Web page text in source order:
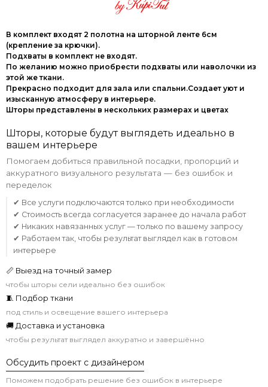
В комплект входят 2 полотна на шторной ленте 6см
(крепление за крючки).
Подхваты в комплект не входят.
По желанию можно приобрести подхваты или наволочки из
этой же ткани.
Прекрасно подходит для зала или спальни.Создает уют и
изысканную атмосферу в интерьере.
Шторы представлены в нескольких размерах и цветах
Шторы, которые будут выглядеть идеально в
вашем интерьере
Помогаем добиться правильной посадки, пропорций и
аккуратного визуального результата — без ошибок и
переделок
✔ Все услуги подключаются только при необходимости
✔ Стоимость всегда согласуется заранее до начала работ
✔ Никаких навязанных услуг — только по вашему запросу
✔ Работаем так, чтобы результат выглядел как в готовом
интерьере
📏 Выезд на точный замер
чтобы шторы сели идеально без ошибок
🧵 Подбор ткани
под стиль и освещение вашего интерьера
🚚 Доставка и установка
чтобы результат выглядел аккуратно и завершённо
Обсудить проект с дизайнером
Поможем подобрать решение без ошибок в интерьере